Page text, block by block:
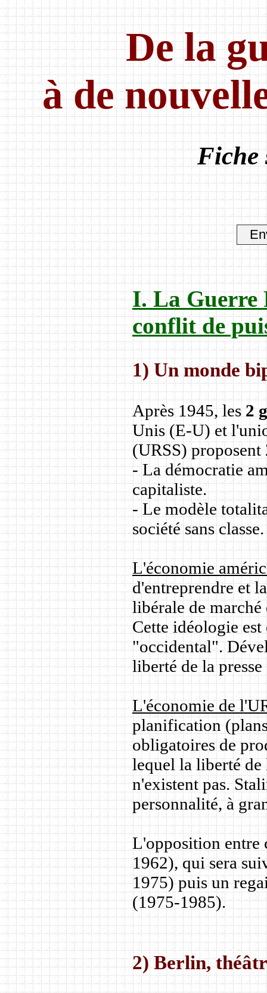
De la
à de
Fiche
I. La Guerre
conflit de
1) Un monde
Après 1945, les2
Unis (E-U) et
(URSS)
- La démocratie
capitaliste.
- Le modèle
société sans classe.
L'économie
d'entreprendre et
libérale de marché
Cette idéologie
"occidental".
liberté de la
L'économie de
planification
obligatoires de
lequel la liberté de
n'existent pas.
personnalité, à
L'opposition entre
1962), qui sera
1975) puis un
(1975-1985).
2) Berlin,